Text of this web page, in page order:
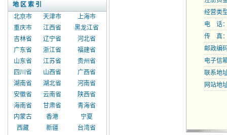
地 区 索 引
北京市
天津市
上海市
重庆市
江西省
黑龙江省
吉林省
辽宁省
河北省
广东省
浙江省
福建省
山东省
江苏省
贵州省
四川省
山西省
广西省
湖南省
湖北省
河南省
安徽省
云南省
陕西省
海南省
甘肃省
青海省
内蒙古
香港
宁夏
西藏
新疆
台湾省
经营类
电 话：
传 真：
邮政编
电子信
联系地
网站地